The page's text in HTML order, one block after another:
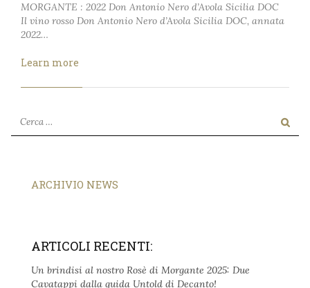
MORGANTE : 2022 Don Antonio Nero d’Avola Sicilia DOC
Il vino rosso Don Antonio Nero d’Avola Sicilia DOC, annata
2022…
Learn more
ARCHIVIO NEWS
ARTICOLI RECENTI:
Un brindisi al nostro Rosè di Morgante 2025: Due
Cavatappi dalla guida Untold di Decanto!